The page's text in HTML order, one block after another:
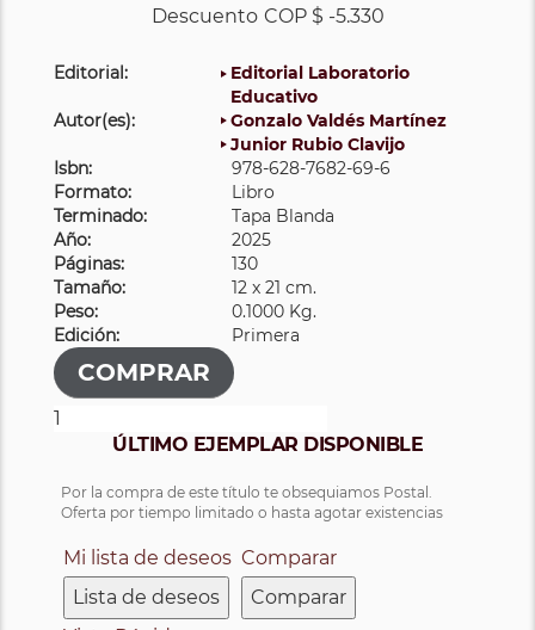
Descuento COP $ -5.330
Editorial:
Editorial Laboratorio
Educativo
Autor(es):
Gonzalo Valdés Martínez
Junior Rubio Clavijo
Isbn:
978-628-7682-69-6
Formato:
Libro
Terminado:
Tapa Blanda
Año:
2025
Páginas:
130
Tamaño:
12 x 21 cm.
Peso:
0.1000 Kg.
Edición:
Primera
ÚLTIMO EJEMPLAR DISPONIBLE
Por la compra de este título te obsequiamos Postal.
Oferta por tiempo limitado o hasta agotar existencias
Mi lista de deseos
Lista de deseos
Comparar
Comparar